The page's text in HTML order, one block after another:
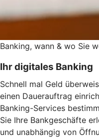
Banking, wann & wo Sie
Ihr digitales Banking
Schnell mal Geld
einen Dauerauftrag
Banking-Services
Sie Ihre Bankgeschäfte
und unabhängig von